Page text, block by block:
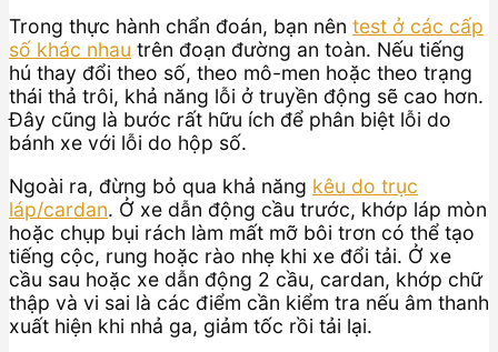
Trong thực hành chẩn đoán, bạn nên test ở các cấp
số khác nhau trên đoạn đường an toàn. Nếu tiếng
hú thay đổi theo số, theo mô-men hoặc theo trạng
thái thả trôi, khả năng lỗi ở truyền động sẽ cao hơn.
Đây cũng là bước rất hữu ích để phân biệt lỗi do
bánh xe với lỗi do hộp số.
Ngoài ra, đừng bỏ qua khả năng kêu do trục
láp/cardan. Ở xe dẫn động cầu trước, khớp láp mòn
hoặc chụp bụi rách làm mất mỡ bôi trơn có thể tạo
tiếng cộc, rung hoặc rào nhẹ khi xe đổi tải. Ở xe
cầu sau hoặc xe dẫn động 2 cầu, cardan, khớp chữ
thập và vi sai là các điểm cần kiểm tra nếu âm thanh
xuất hiện khi nhả ga, giảm tốc rồi tải lại.